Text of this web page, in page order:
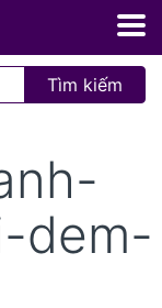
Tìm kiếm
dem-